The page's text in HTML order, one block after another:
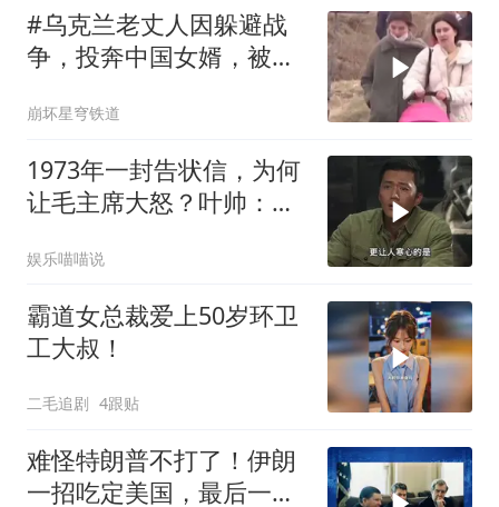
#乌克兰老丈人因躲避战
争，投奔中国女婿，被眼
崩坏星穹铁道
1973年一封告状信，为何
让毛主席大怒？叶帅：杀
娱乐喵喵说
霸道女总裁爱上50岁环卫
工大叔！
二毛追剧 4跟贴
难怪特朗普不打了！伊朗
一招吃定美国，最后一